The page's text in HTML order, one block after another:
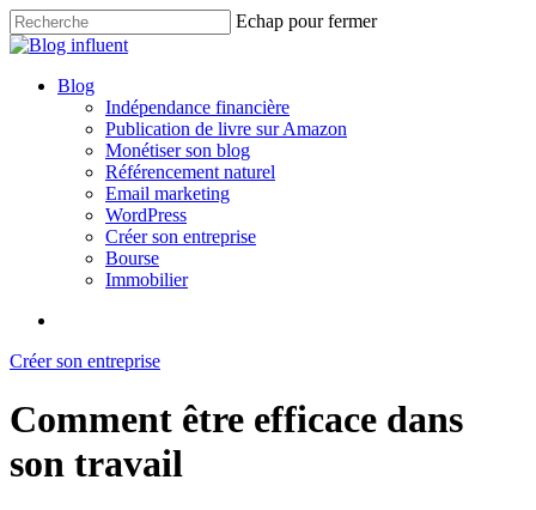
Skip
to
content
Echap pour fermer
Close
search
Menu
Blog
Indépendance financière
Publication de livre sur Amazon
Monétiser son blog
Référencement naturel
Email marketing
WordPress
Créer son entreprise
Bourse
Immobilier
Créer son entreprise
Comment être efficace dans
son travail